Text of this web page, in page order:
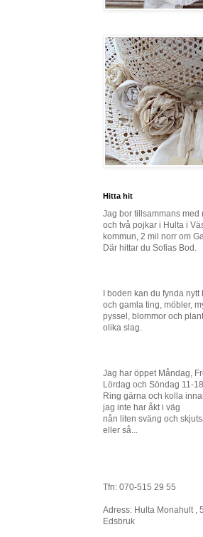
Hitta hit
Jag bor tillsammans med
och två pojkar i Hulta i
kommun, 2 mil norr om
Där hittar du Sofias Bod.
I boden kan du fynda
och gamla ting, möbler,
pyssel, blommor och
olika slag.
Jag har öppet Måndag,
Lördag och Söndag 11-18
Ring gärna och kolla
jag inte har åkt i väg
nån liten sväng och
eller så...
Tfn: 070-515 29 55
Adress: Hulta Monahult ,
Edsbruk